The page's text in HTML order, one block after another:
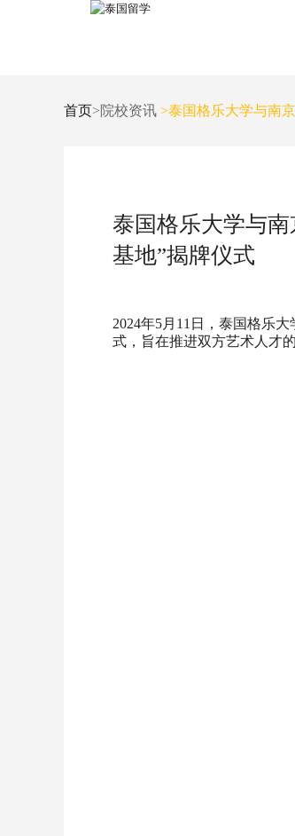
首页>院校资讯 >泰国格乐大学与南
泰国格乐大学与
基地”揭牌仪式
2024年5月11日，泰国格乐
式，旨在推进双方艺术人才